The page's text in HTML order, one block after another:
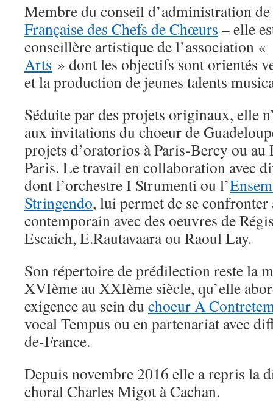
Membre du conseil d’administration
Française des Chefs de Chœurs – elle
conseillère artistique de l’association
Arts » dont les objectifs sont orientés
et la production de jeunes talents
Séduite par des projets originaux, elle
aux invitations du choeur de
projets d’oratorios à Paris-Bercy ou au
Paris. Le travail en collaboration avec
dont l’orchestre I Strumenti ou l’
Stringendo, lui permet de se
contemporain avec des oeuvres de
Escaich, E.Rautavaara ou Raoul Lay.
Son répertoire de prédilection reste la
XVIème au XXIème siècle, qu’elle
exigence au sein du choeur A
vocal Tempus ou en partenariat avec
de-France.
Depuis novembre 2016 elle a repris la
choral Charles Migot à Cachan.